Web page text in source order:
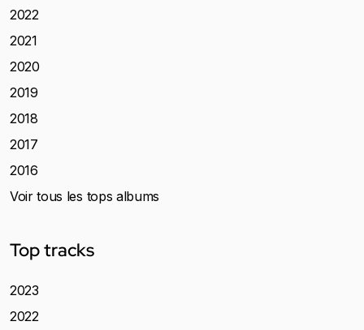
2022
2021
2020
2019
2018
2017
2016
Voir tous les tops albums
Top tracks
2023
2022